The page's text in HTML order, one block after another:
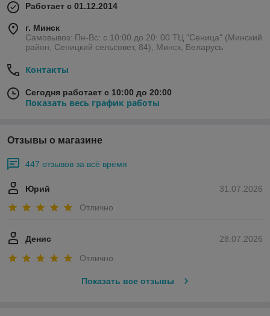
Работает с 01.12.2014
г. Минск
Самовывоз: Пн-Вс: с 10:00 до 20: 00 ТЦ "Сеница" (Минский
район, Сеницкий сельсовет, 84), Минск, Беларусь
Контакты
Сегодня работает с 10:00 до 20:00
Показать весь график работы
Отзывы о магазине
447 отзывов за всё время
31.07.2026
Юрий
Отлично
28.07.2026
Денис
Отлично
Показать все отзывы